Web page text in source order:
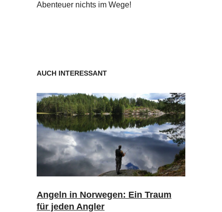
Abenteuer nichts im Wege!
AUCH INTERESSANT
Angeln in Norwegen: Ein Traum
für jeden Angler